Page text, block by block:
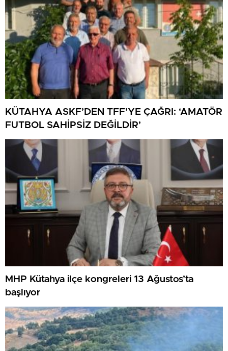
KÜTAHYA ASKF’DEN TFF’YE ÇAĞRI: ‘AMATÖR
FUTBOL SAHİPSİZ DEĞİLDİR’
MHP Kütahya ilçe kongreleri 13 Ağustos’ta
başlıyor